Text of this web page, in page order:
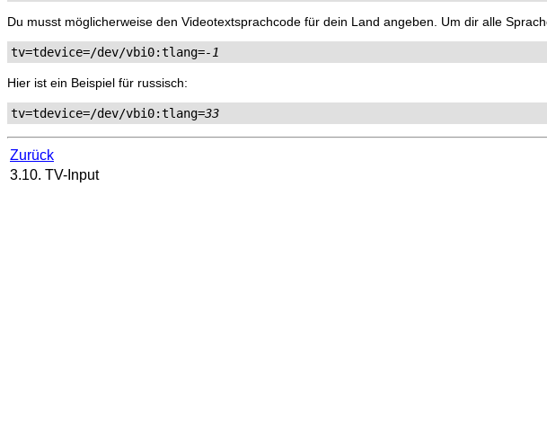
Du musst möglicherweise den Videotextsprachcode für dein Land angeben. Um dir alle
tv=tdevice=/dev/vbi0:tlang=-1
Hier ist ein Beispiel für russisch:
tv=tdevice=/dev/vbi0:tlang=33
Zurück
3.10. TV-Input